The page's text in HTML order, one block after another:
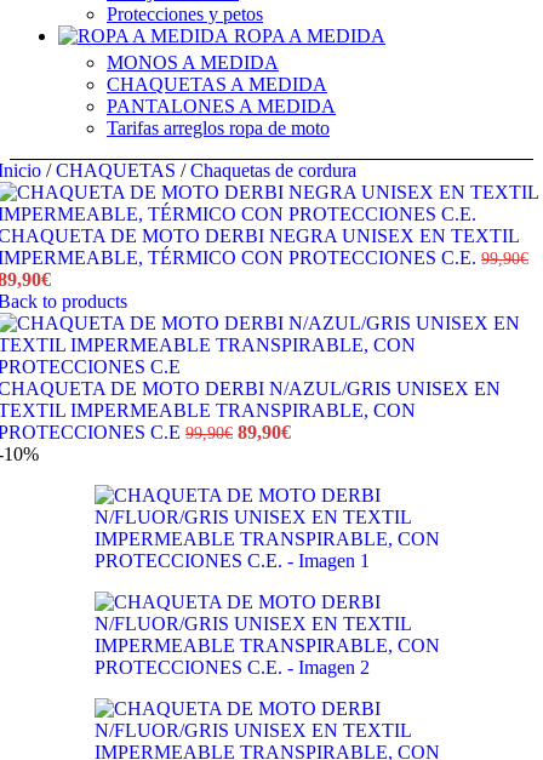
Protecciones y petos
ROPA A MEDIDA
MONOS A MEDIDA
CHAQUETAS A MEDIDA
PANTALONES A MEDIDA
Tarifas arreglos ropa de moto
/ CHAQUETAS / Chaquetas de cordura
DE MOTO DERBI NEGRA UNISEX EN TEXTIL
TÉRMICO CON PROTECCIONES C.E. 99,90€
€El
precio
actual
es:
89,90€.
to products
DE MOTO DERBI N/AZUL/GRIS UNISEX EN
IMPERMEABLE TRANSPIRABLE, CON
C.E 99,90€ El
era:
99,90€.
89,90€El
es:
89,90€.
10%